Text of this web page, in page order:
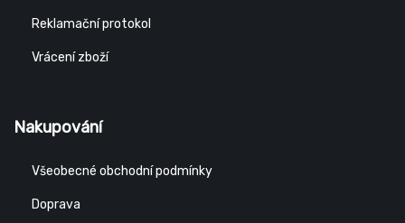
Reklamační protokol
Vrácení zboží
Nakupování
Všeobecné obchodní podmínky
Doprava